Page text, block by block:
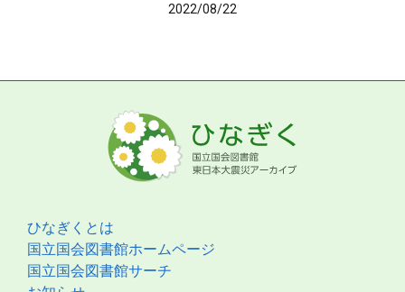
2022/08/22
ひなぎくとは
国立国会図書館ホームページ
国立国会図書館サーチ